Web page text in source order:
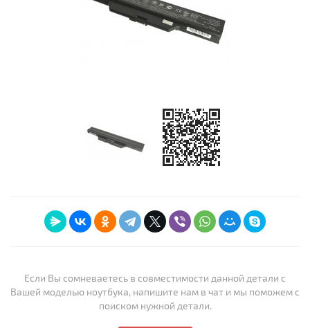
Если Вы сомневаетесь в совместимости данной детали с
Вашей моделью ноутбука, напишите нам в чат и мы поможем с
поиском нужной детали.